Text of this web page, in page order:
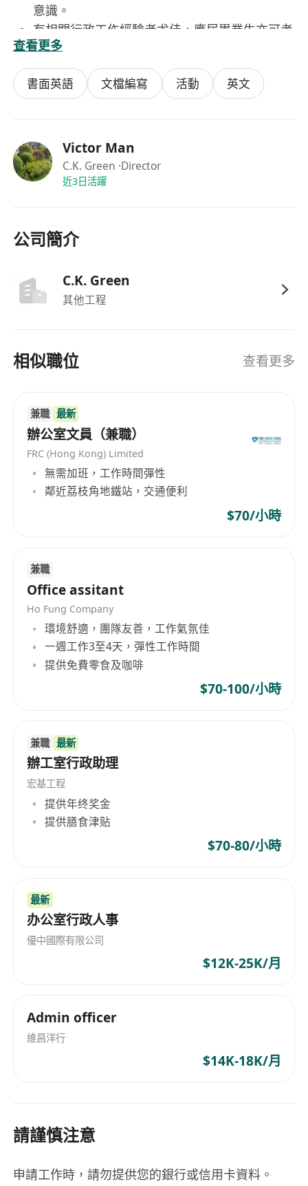
意識。
有相關行政工作經驗者尤佳，應屆畢業生亦可考
慮。
查看更多
書面英語 文檔編寫 活動 英文
Victor Man
C.K. Green ·Director
近3日活躍
公司簡介
C.K. Green
其他工程
相似職位 查看更多
兼職 最新
辦公室文員（兼職）
FRC (Hong Kong) Limited
無需加班，工作時間彈性
鄰近荔枝角地鐵站，交通便利
$70/小時
兼職
Office assitant
Ho Fung Company
環境舒適，團隊友善，工作氣氛佳
一週工作3至4天，彈性工作時間
提供免費零食及咖啡
$70-100/小時
兼職 最新
辦工室行政助理
宏基工程
提供年终奖金
提供膳食津贴
$70-80/小時
最新
办公室行政人事
優中國際有限公司
$12K-25K/月
Admin officer
維昌洋行
$14K-18K/月
請謹慎注意
申請工作時，請勿提供您的銀行或信用卡資料。